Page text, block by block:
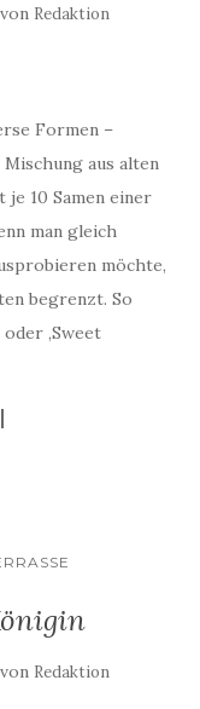
von Redaktion
Formen –
aus alten
10 Samen einer
man gleich
möchte,
begrenzt. So
‚Sweet
von Redaktion